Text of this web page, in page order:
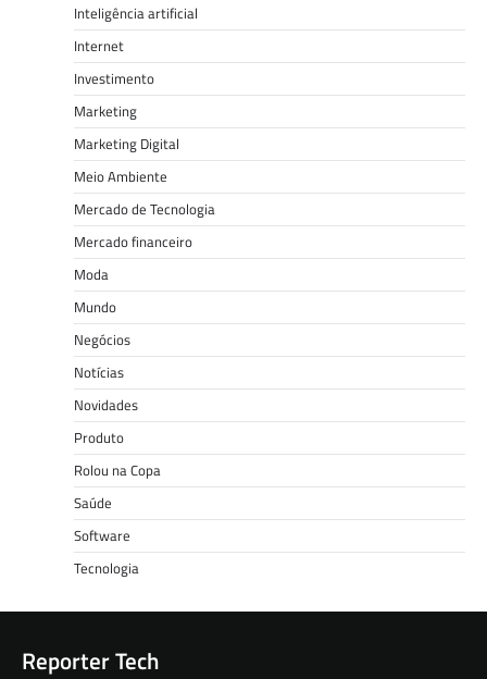
Inteligência artificial
Internet
Investimento
Marketing
Marketing Digital
Meio Ambiente
Mercado de Tecnologia
Mercado financeiro
Moda
Mundo
Negócios
Notícias
Novidades
Produto
Rolou na Copa
Saúde
Software
Tecnologia
Reporter Tech